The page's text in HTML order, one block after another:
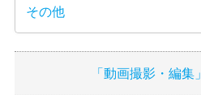
その他
「動画撮影・編集